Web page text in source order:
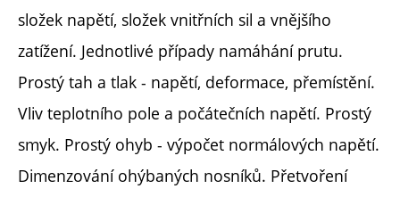
složek napětí, složek vnitřních sil a vnějšího
zatížení. Jednotlivé případy namáhání prutu.
Prostý tah a tlak - napětí, deformace, přemístění.
Vliv teplotního pole a počátečních napětí. Prostý
smyk. Prostý ohyb - výpočet normálových napětí.
Dimenzování ohýbaných nosníků. Přetvoření